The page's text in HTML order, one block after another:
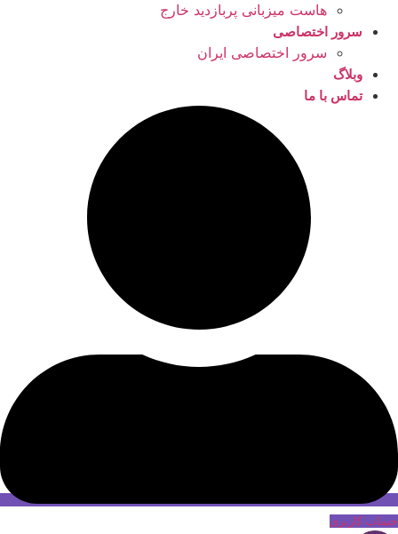
هاست میزبانی پربازدید خارج
سرور اختصاصی
سرور اختصاصی ایران
وبلاگ
تماس با ما
حساب کاربری